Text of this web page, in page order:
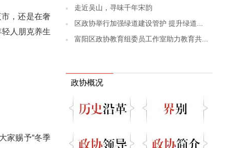
，还是在奢
人朋克养生
家赐予“冬季
走近吴山，寻味千年宋韵
区政协举行加强绿道建设管护 提升绿道...
富阳区政协教育组委员工作室助力教育共...
政协概况